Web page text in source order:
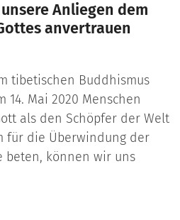
Anliegen dem
anvertrauen
tibetischen Buddhismus
Mai 2020 Menschen
als den Schöpfer der Welt
für die Überwindung der
beten, können wir uns